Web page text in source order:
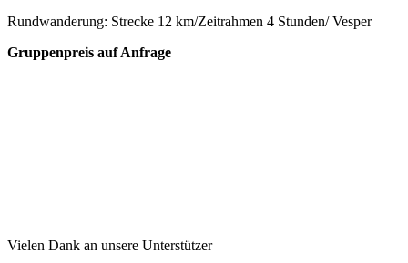
Rundwanderung: Strecke 12 km/Zeitrahmen 4 Stunden/ Vesper
Gruppenpreis auf Anfrage
Vielen Dank an unsere Unterstützer